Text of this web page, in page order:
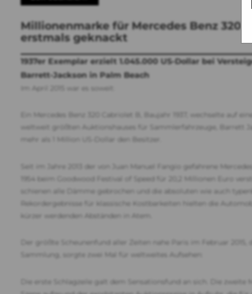
Millionenmarke für Mercedes Benz 320
erstmals geknackt
1937er Exemplar erzielt 1.045.000 US-Dollar bei
Barrett-Jackson in Palm Beach
Im April 2015 war es soweit:
Ein Mercedes Benz 320 Cabriolet B, Baujahr 1937, wechselte auf
weltweit größten Auktionshauses für Sammlerfahrzeuge, Barrett
mehr als 1 Million US-Dollar den Besitzer.
Seit im Jahre 2013 der von Juan Manuel Fangio gefahrene
1954 beim Goodwood Festival of Speed für 20,2 Millionen Euro
schienen alle Dämme gebrochen und die absoluten wie auch
Rekordergebnisse für klassische Kostbarkeiten hielten die
kürzer werdenden Abständen in Atem.
Der größte Scheunenfund aller Zeiten nahe Paris im Februar 2015,
Sammlung, sorgte zwei Mal für weltweites Aufsehen:
Die erste Schlagzeile galt dem Sensationsfund an sich. Die zweite